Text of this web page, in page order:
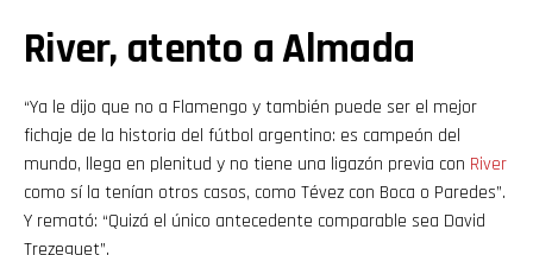
River, atento a Almada
“Ya le dijo que no a Flamengo y también puede ser el mejor
fichaje de la historia del fútbol argentino: es campeón del
mundo, llega en plenitud y no tiene una ligazón previa con River
como sí la tenían otros casos, como Tévez con Boca o Paredes”.
Y remató: “Quizá el único antecedente comparable sea David
Trezeguet”.